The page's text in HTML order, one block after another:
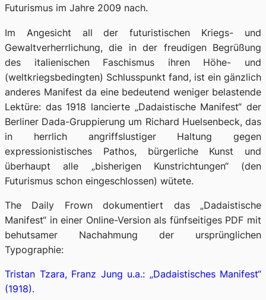
Futurismus im Jahre 2009 nach.
Im Angesicht all der futuristischen Kriegs- und
Gewaltverherrlichung, die in der freudigen Begrüßung
des italienischen Faschismus ihren Höhe- und
(weltkriegsbedingten) Schlusspunkt fand, ist ein gänzlich
anderes Manifest da eine bedeutend weniger belastende
Lektüre: das 1918 lancierte „Dadaistische Manifest“ der
Berliner Dada-Gruppierung um Richard Huelsenbeck, das
in herrlich angriffslustiger Haltung gegen
expressionistisches Pathos, bürgerliche Kunst und
überhaupt alle „bisherigen Kunstrichtungen“ (den
Futurismus schon eingeschlossen) wütete.
The Daily Frowndokumentiert das „Dadaistische
Manifest“ in einer Online-Version als fünfseitiges PDF mit
behutsamer Nachahmung der ursprünglichen
Typographie:
Tristan Tzara, Franz Jung u.a.: „Dadaistisches Manifest“
(1918).